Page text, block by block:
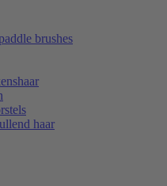
brushes
haar